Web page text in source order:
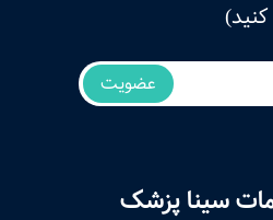
عضویت
سینا پزشک